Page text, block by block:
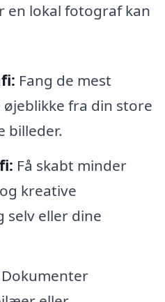
en lokal fotograf kan
Fang de mest
fra din store
billeder.
Få skabt minder
kreative
eller dine
Dokumenter